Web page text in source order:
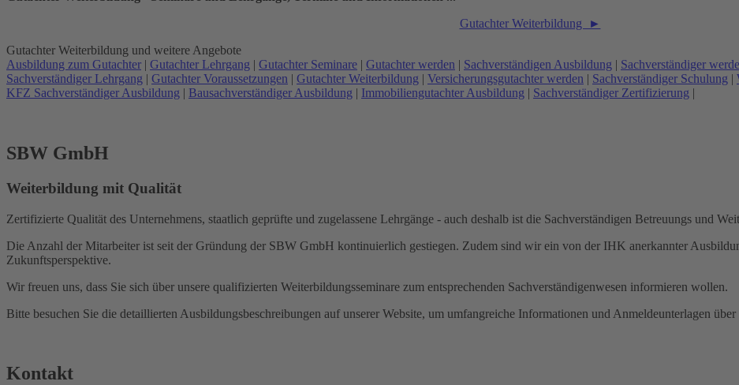
Gutachter Weiterbildung ►
Gutachter Weiterbildung und weitere Angebote
Ausbildung zum Gutachter | Gutachter Lehrgang | Gutachter Seminare | Gutachter werden | Sachverständigen Ausbildung | Sachverständiger
Sachverständiger Lehrgang | Gutachter Voraussetzungen | Gutachter Weiterbildung | Versicherungsgutachter werden | Sachverständiger Schulung |
KFZ Sachverständiger Ausbildung | Bausachverständiger Ausbildung | Immobiliengutachter Ausbildung | Sachverständiger Zertifizierung |
SBW GmbH
Weiterbildung mit Qualität
Zertifizierte Qualität des Unternehmens, staatlich geprüfte und zugelassene Lehrgänge - auch deshalb ist die Sachverständigen Betreuungs und
Die Anzahl der Mitarbeiter ist seit der Gründung der SBW GmbH kontinuierlich gestiegen. Zudem sind wir ein von der IHK anerkannter
Zukunftsperspektive.
Wir freuen uns, dass Sie sich über unsere qualifizierten Weiterbildungsseminare zum entsprechenden Sachverständigenwesen informieren wollen.
Bitte besuchen Sie die detaillierten Ausbildungsbeschreibungen auf unserer Website, um umfangreiche Informationen und Anmeldeunterlagen
Kontakt